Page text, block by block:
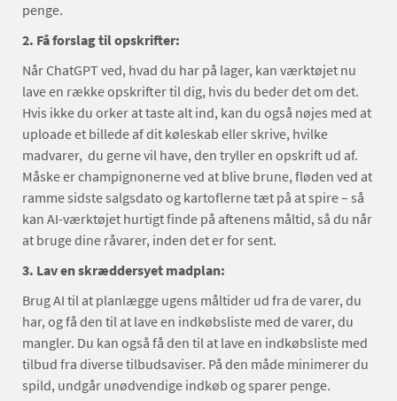
penge.
2. Få forslag til opskrifter:
Når ChatGPT ved, hvad du har på lager, kan værktøjet nu
lave en række opskrifter til dig, hvis du beder det om det.
Hvis ikke du orker at taste alt ind, kan du også nøjes med at
uploade et billede af dit køleskab eller skrive, hvilke
madvarer, du gerne vil have, den tryller en opskrift ud af.
Måske er champignonerne ved at blive brune, fløden ved at
ramme sidste salgsdato og kartoflerne tæt på at spire – så
kan AI-værktøjet hurtigt finde på aftenens måltid, så du når
at bruge dine råvarer, inden det er for sent.
3. Lav en skræddersyet madplan:
Brug AI til at planlægge ugens måltider ud fra de varer, du
har, og få den til at lave en indkøbsliste med de varer, du
mangler. Du kan også få den til at lave en indkøbsliste med
tilbud fra diverse tilbudsaviser. På den måde minimerer du
spild, undgår unødvendige indkøb og sparer penge.